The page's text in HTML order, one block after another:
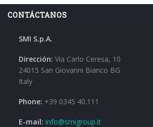
CONTÁCTANOS
SMI S.p.A.
Dirección: Via Carlo Ceresa, 10
24015 San Giovanni Bianco BG
Italy
Phone: +39 0345 40.111
E-mail: info@smigroup.it